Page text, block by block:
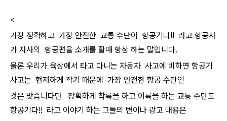
<
가장 정확하고 가장 안전한 교통 수단이 항공기다!! 라고 항공사
가 자사의 항공편을 소개를 할때 항상 하는 말입니다.
물론 우리가 육상에서 타고 다니는 자동차 사고에 비하면 항공기
사고는 현저하게 작기 때문에 가장 안전한 항공 수단인
것은 맞습니다만 장확하게 착륙을 하고 이륙을 하는 교통 수단도
항공기다!! 라고 이야기 하는 그들의 변이나 광고 내용은